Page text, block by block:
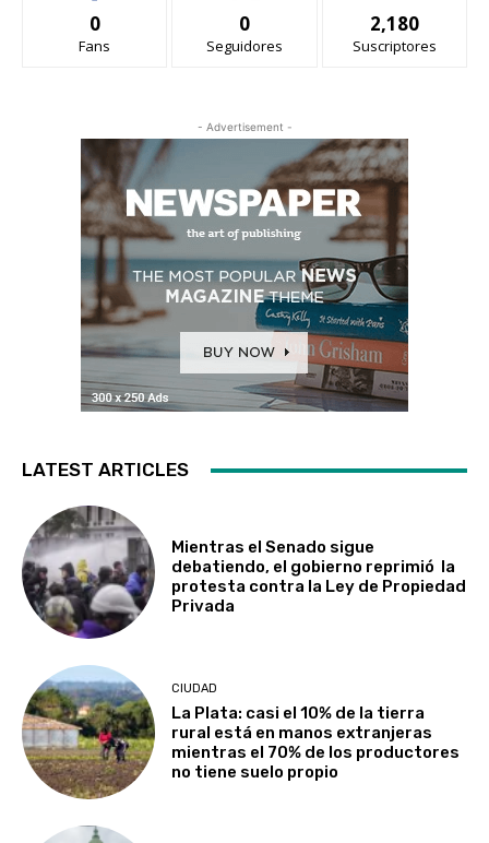
0
Fans
0
Seguidores
2,180
Suscriptores
- Advertisement -
LATEST ARTICLES
Mientras el Senado sigue
debatiendo, el gobierno reprimió la
protesta contra la Ley de Propiedad
Privada
CIUDAD
La Plata: casi el 10% de la tierra
rural está en manos extranjeras
mientras el 70% de los productores
no tiene suelo propio